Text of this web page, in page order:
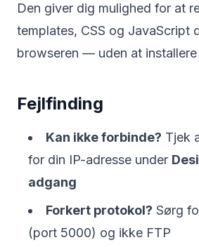
Den giver dig mulighed for at
templates, CSS og JavaScript
browseren — uden at installere
Fejlfinding
Kan ikke forbinde? Tjek
for din IP-adresse under
adgang
Forkert protokol? Sørg
(port 5000) og ikke FTP